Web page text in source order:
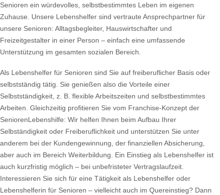
Senioren ein würdevolles, selbstbestimmtes Leben im eigenen
Zuhause. Unsere Lebenshelfer sind vertraute Ansprechpartner für
unsere Senioren: Alltagsbegleiter, Hauswirtschafter und
Freizeitgestalter in einer Person – einfach eine umfassende
Unterstützung im gesamten sozialen Bereich.
Als Lebenshelfer für Senioren sind Sie auf freiberuflicher Basis oder
selbstständig tätig. Sie genießen also die Vorteile einer
Selbstständigkeit, z. B. flexible Arbeitszeiten und selbstbestimmtes
Arbeiten. Gleichzeitig profitieren Sie vom Franchise-Konzept der
SeniorenLebenshilfe: Wir helfen Ihnen beim Aufbau Ihrer
Selbständigkeit oder Freiberuflichkeit und unterstützen Sie unter
anderem bei der Kundengewinnung, der finanziellen Absicherung,
aber auch im Bereich Weiterbildung. Ein Einstieg als Lebenshelfer ist
auch kurzfristig möglich – bei unbefristeter Vertragslaufzeit.
Interessieren Sie sich für eine Tätigkeit als Lebenshelfer oder
Lebenshelferin für Senioren – vielleicht auch im Quereinstieg? Dann